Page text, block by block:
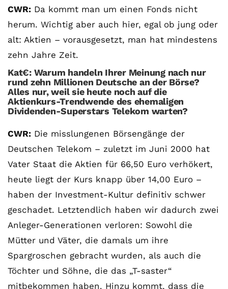
CWR: Da kommt man um einen Fonds nicht
herum. Wichtig aber auch hier, egal ob jung oder
alt: Aktien – vorausgesetzt, man hat mindestens
zehn Jahre Zeit.
Kat€: Warum handeln Ihrer Meinung nach nur
rund zehn Millionen Deutsche an der Börse?
Alles nur, weil sie heute noch auf die
Aktienkurs-Trendwende des ehemaligen
Dividenden-Superstars Telekom warten?
CWR: Die misslungenen Börsengänge der
Deutschen Telekom – zuletzt im Juni 2000 hat
Vater Staat die Aktien für 66,50 Euro verhökert,
heute liegt der Kurs knapp über 14,00 Euro –
haben der Investment-Kultur definitiv schwer
geschadet. Letztendlich haben wir dadurch zwei
Anleger-Generationen verloren: Sowohl die
Mütter und Väter, die damals um ihre
Spargroschen gebracht wurden, als auch die
Töchter und Söhne, die das „T-saster“
mitbekommen haben. Hinzu kommt, dass die